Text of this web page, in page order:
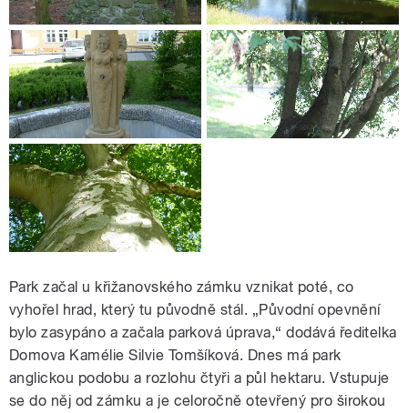
Park začal u křižanovského zámku vznikat poté, co
vyhořel hrad, který tu původně stál. „Původní opevnění
bylo zasypáno a začala parková úprava,“ dodává ředitelka
Domova Kamélie Silvie Tomšíková. Dnes má park
anglickou podobu a rozlohu čtyři a půl hektaru. Vstupuje
se do něj od zámku a je celoročně otevřený pro širokou